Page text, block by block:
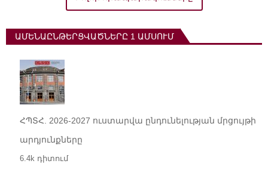
ԱՄԵՆԱԸՆԹԵՐՑՎԱԾՆԵՐԸ 1 ԱՄՍՈՒՄ
ՀՊՏՀ. 2026-2027 ուստարվա ընդունելության մրցույթի
արդյունքները
6.4k դիտում